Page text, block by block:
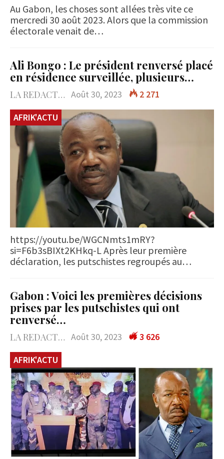
Au Gabon, les choses sont allées très vite ce
mercredi 30 août 2023. Alors que la commission
électorale venait de…
Ali Bongo : Le président renversé placé
en résidence surveillée, plusieurs…
LA REDACTION Août 30, 2023
2 271
AFRIK'ACTU
https://youtu.be/WGCNmts1mRY?
si=F6b3sBIXt2KHkq-L Après leur première
déclaration, les putschistes regroupés au…
Gabon : Voici les premières décisions
prises par les putschistes qui ont
renversé…
LA REDACTION Août 30, 2023
3 626
AFRIK'ACTU